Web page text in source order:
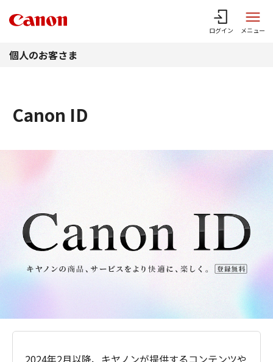
ログイン メニュー
個人のお客さま
Canon ID
2024年2月以降、キヤノンが提供するコンテンツや